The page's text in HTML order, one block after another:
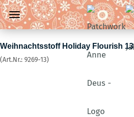
Weihnachtsstoff Holiday Flourish 13
(Art.Nr.: 9269-13)